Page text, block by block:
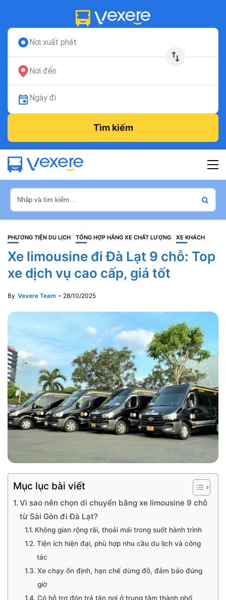
Nơi xuất phát
Nơi đến
Ngày đi
Tìm kiếm
PHƯƠNG TIỆN DU LỊCH TỔNG HỢP HÃNG XE CHẤT LƯỢNG XE KHÁCH
Xe limousine đi Đà Lạt 9 chỗ: Top
xe dịch vụ cao cấp, giá tốt
By Vexere Team 28/10/2025
Mục lục bài viết
Vì sao nên chọn di chuyển bằng xe limousine 9 chỗ
từ Sài Gòn đi Đà Lạt?
Không gian rộng rãi, thoải mái trong suốt hành trình
Tiện ích hiện đại, phù hợp nhu cầu du lịch và công
tác
Xe chạy ổn định, hạn chế dừng đỗ, đảm bảo đúng
giờ
Có hỗ trợ đón trả tận nơi ở trung tâm thành phố